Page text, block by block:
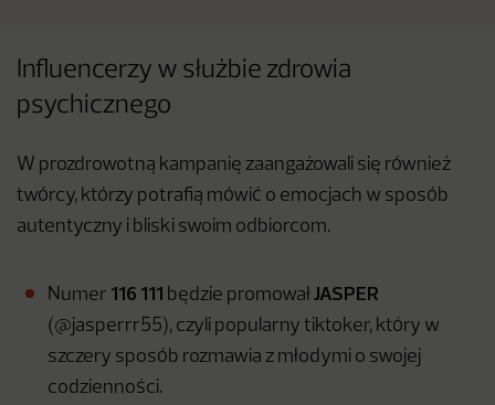
Influencerzy w służbie zdrowia
psychicznego
W prozdrowotną kampanię zaangażowali się również
twórcy, którzy potrafią mówić o emocjach w sposób
autentyczny i bliski swoim odbiorcom.
Numer 116 111 będzie promowałJASPER
(@jasperrr55), czyli popularny tiktoker, który w
szczery sposób rozmawia z młodymi o swojej
codzienności.